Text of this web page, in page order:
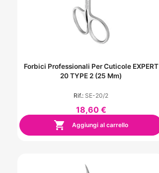
Forbici Professionali Per Cuticole EXPERT
20 TYPE 2 (25 Mm)
Rif.: SE-20/2
18,60 €
 Aggiungi al carrello